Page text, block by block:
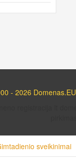
- 2026 Domenas.EU
sveikinimai